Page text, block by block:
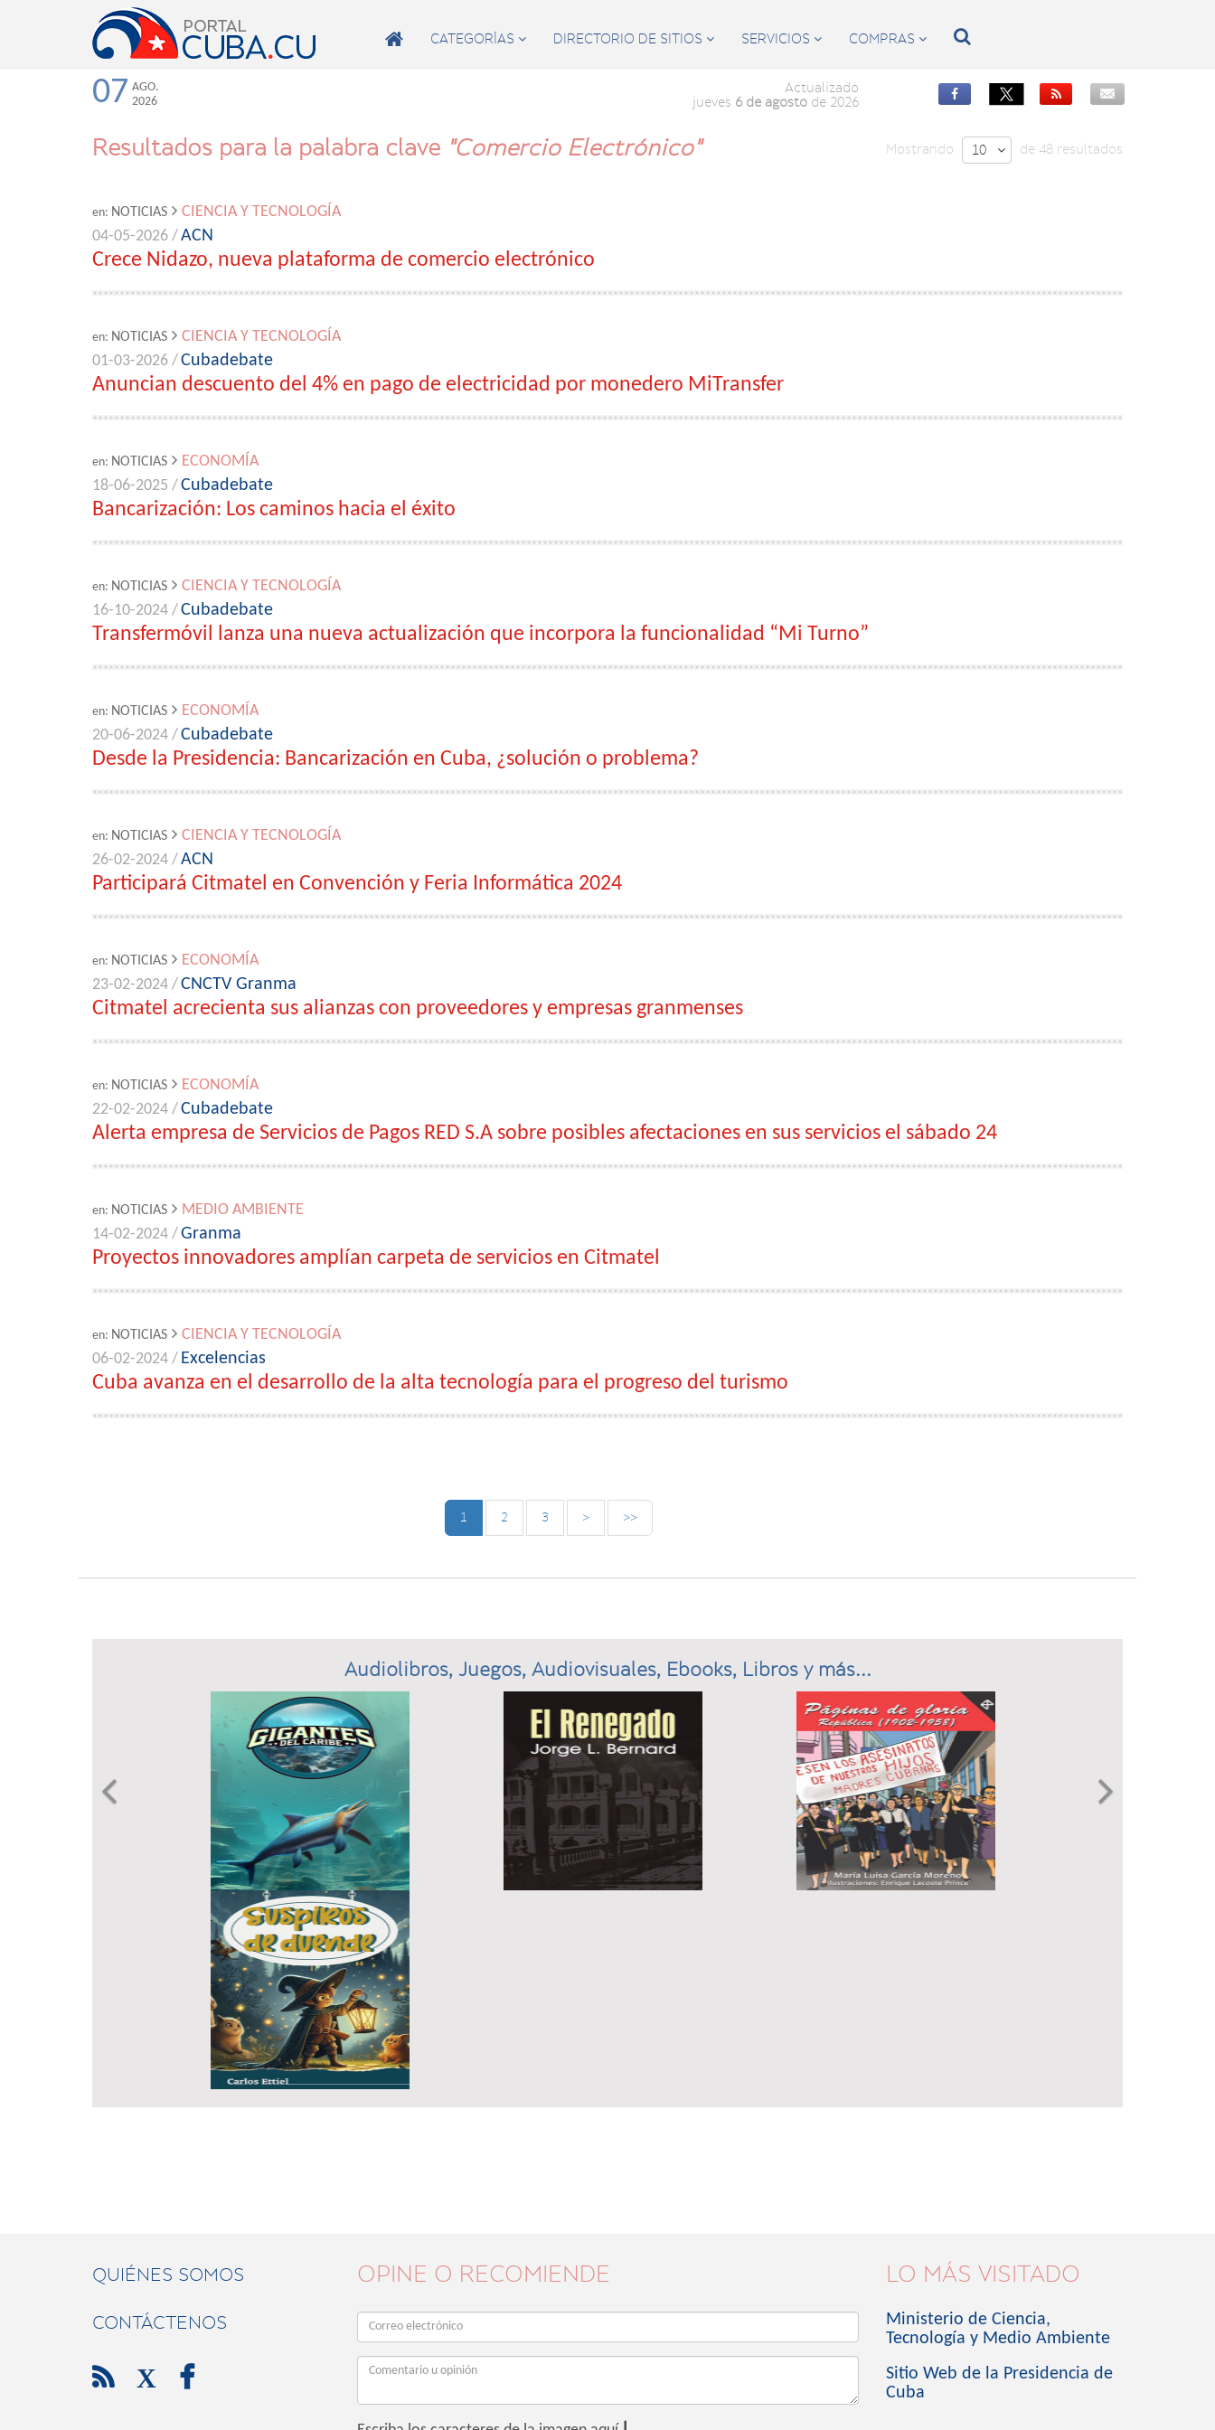
 CATEGORÍAS  DIRECTORIO DE SITIOS  SERVICIOS  COMPRAS  
07 AGO.
2026
Actualizado
jueves 6 de agostode 2026


Resultados para la palabra clave "Comercio Electrónico" Mostrando 10  de 48 resultados
en: NOTICIAS
CIENCIA Y TECNOLOGÍA
04-05-2026 /ACN
Crece Nidazo, nueva plataforma de comercio electrónico
en: NOTICIAS
CIENCIA Y TECNOLOGÍA
01-03-2026 /Cubadebate
Anuncian descuento del 4% en pago de electricidad por monedero MiTransfer
en: NOTICIAS
ECONOMÍA
18-06-2025 /Cubadebate
Bancarización: Los caminos hacia el éxito
en: NOTICIAS
CIENCIA Y TECNOLOGÍA
16-10-2024 /Cubadebate
Transfermóvil lanza una nueva actualización que incorpora la funcionalidad “Mi Turno”
en: NOTICIAS
ECONOMÍA
20-06-2024 /Cubadebate
Desde la Presidencia: Bancarización en Cuba, ¿solución o problema?
en: NOTICIAS
CIENCIA Y TECNOLOGÍA
26-02-2024 /ACN
Participará Citmatel en Convención y Feria Informática 2024
en: NOTICIAS
ECONOMÍA
23-02-2024 /CNCTV Granma
Citmatel acrecienta sus alianzas con proveedores y empresas granmenses
en: NOTICIAS
ECONOMÍA
22-02-2024 /Cubadebate
Alerta empresa de Servicios de Pagos RED S.A sobre posibles afectaciones en sus servicios el sábado 24
en: NOTICIAS
MEDIO AMBIENTE
14-02-2024 /Granma
Proyectos innovadores amplían carpeta de servicios en Citmatel
en: NOTICIAS
CIENCIA Y TECNOLOGÍA
06-02-2024 / Excelencias
Cuba avanza en el desarrollo de la alta tecnología para el progreso del turismo
1 2 3 > >>
Audiolibros, Juegos, Audiovisuales, Ebooks, Libros y más...
Previous 
QUIÉNES SOMOS
CONTÁCTENOS
 X 
OPINE O RECOMIENDE LO MÁS VISITADO
Ministerio de Ciencia,
Tecnología y Medio Ambiente
Sitio Web de la Presidencia de
Cuba